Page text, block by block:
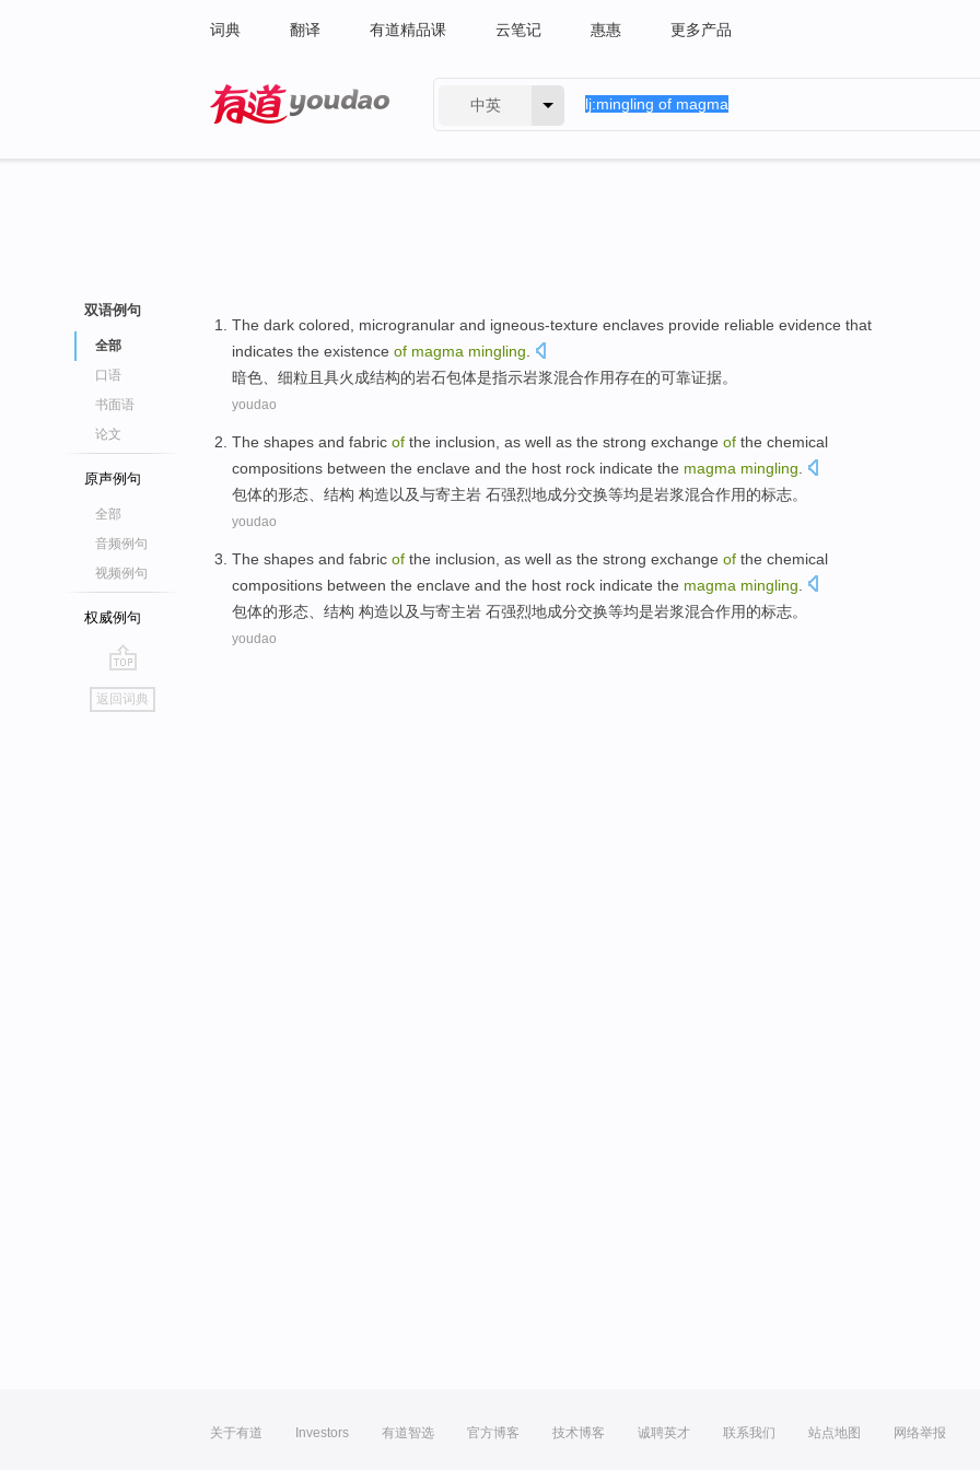
词典 翻译 有道精品课 云笔记 惠惠 更多产品
中英
双语例句
全部
口语
书面语
论文
原声例句
全部
音频例句
视频例句
权威例句
go
top
返回词典
The dark colored, microgranular and igneous-texture enclaves provide reliable evidence that
indicates the existence of magma mingling
暗色 、细粒 且 具火成结构的岩石包体是指示岩浆混合作用存在的可靠证据。
youdao
The shapes and fabric of the inclusion , as well as the strong exchange of the chemical
compositions between the enclave and the host rock indicate the magma mingling
包体的形态 结构 构造以及与寄主岩 石强烈地成分交换等均是岩浆混合作用的标志。
youdao
The shapes and fabric of the inclusion , as well as the strong exchange of the chemical
compositions between the enclave and the host rock indicate the magma mingling
包体的形态 结构 构造以及与寄主岩 石强烈地成分交换等均是岩浆混合作用的标志。
youdao
关于有道 Investors 有道智选 官方博客 技术博客 诚聘英才 联系我们 站点地图 网络举报